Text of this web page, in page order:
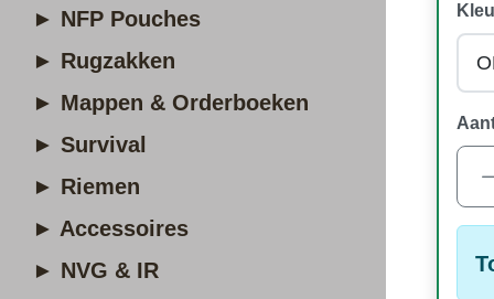
► NFP Pouches
► Rugzakken
► Mappen & Orderboeken
► Survival
► Riemen
► Accessoires
► NVG & IR